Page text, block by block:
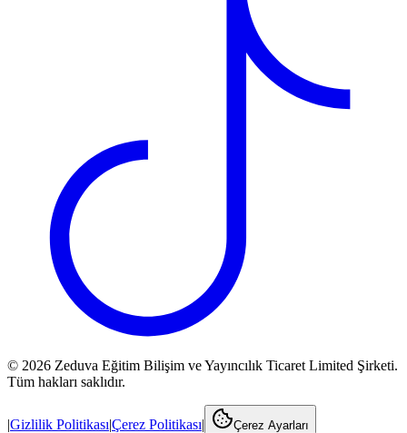
© 2026 Zeduva Eğitim Bilişim ve Yayıncılık Ticaret Limited Şirketi.
Tüm hakları saklıdır.
|Gizlilik Politikası|Çerez Politikası| Çerez Ayarları